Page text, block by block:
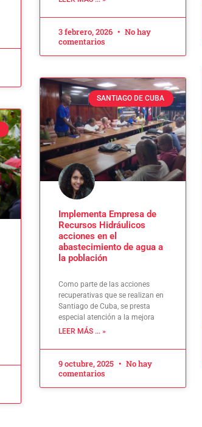
3 febrero, 2026
No hay
comentarios
SANTIAGO DE CUBA
Implementa Empresa de
Recursos Hidráulicos
acciones en el
abastecimiento de agua a
la población
Como parte de las acciones
recuperativas que se realizan en
Santiago de Cuba, se presta
especial atención a la mejora
LEER MÁS ... »
9 octubre, 2025
No hay
comentarios